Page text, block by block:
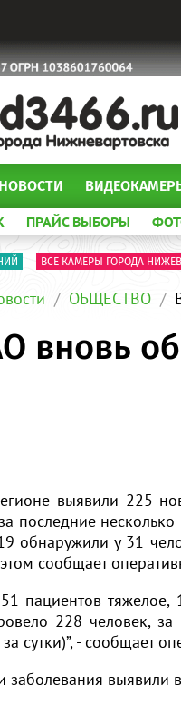
НОВОСТИ
ПРАЙС ВЫБОРЫ
ВСЕ КАМЕРЫ ГОРОДА
ОБЩЕСТВО
вновь
выявили 225
последние
обнаружили у 31
сообщает
пациентов
228 человек,
сутки)”, - сообщает
заболевания выявили